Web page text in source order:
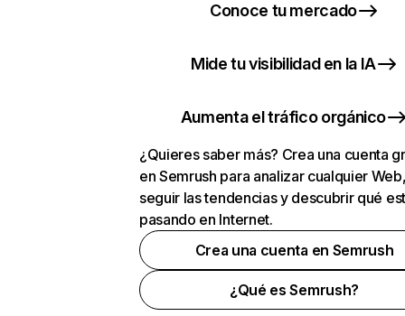
Conoce tu mercado
Mide tu visibilidad en la IA
Aumenta el tráfico orgánico
¿Quieres saber más? Crea una cuenta
en Semrush para analizar cualquier
seguir las tendencias y descubrir qué
pasando en Internet.
Crea una cuenta en Semrush
¿Qué es Semrush?